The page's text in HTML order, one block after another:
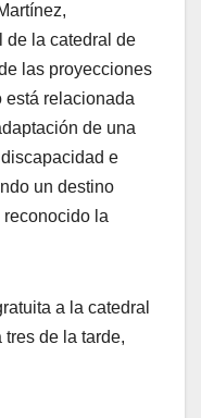
de la catedral de
las proyecciones
está relacionada
de una
e
un destino
la
a la catedral
de la tarde,